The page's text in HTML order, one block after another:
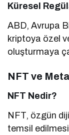
Küresel
ABD, Avrupa
kriptoya özel
oluşturmaya
NFT ve
NFT Nedir?
NFT, özgün
temsil